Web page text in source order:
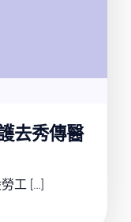
去秀傳醫
工 […]